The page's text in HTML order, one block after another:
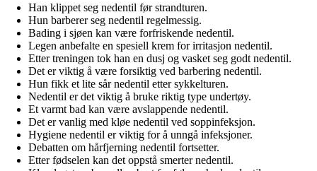
Han klippet seg nedentil før strandturen.
Hun barberer seg nedentil regelmessig.
Bading i sjøen kan være forfriskende nedentil.
Legen anbefalte en spesiell krem for irritasjon nedentil.
Etter treningen tok han en dusj og vasket seg godt nedentil.
Det er viktig å være forsiktig ved barbering nedentil.
Hun fikk et lite sår nedentil etter sykkelturen.
Nedentil er det viktig å bruke riktig type undertøy.
Et varmt bad kan være avslappende nedentil.
Det er vanlig med kløe nedentil ved soppinfeksjon.
Hygiene nedentil er viktig for å unngå infeksjoner.
Debatten om hårfjerning nedentil fortsetter.
Etter fødselen kan det oppstå smerter nedentil.